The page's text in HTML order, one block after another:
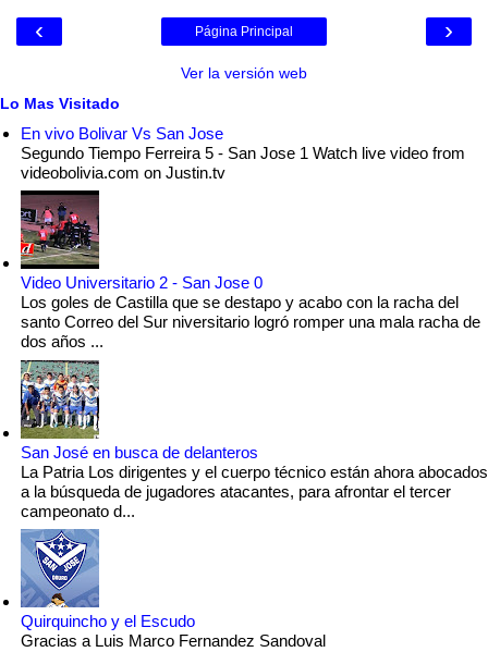
‹ ›
Página Principal
Ver la versión web
Lo Mas Visitado
En vivo Bolivar Vs San Jose
Segundo Tiempo Ferreira 5 - San Jose 1 Watch live video from
videobolivia.com on Justin.tv
Video Universitario 2 - San Jose 0
Los goles de Castilla que se destapo y acabo con la racha del
santo Correo del Sur niversitario logró romper una mala racha de
dos años ...
San José en busca de delanteros
La Patria Los dirigentes y el cuerpo técnico están ahora abocados
a la búsqueda de jugadores atacantes, para afrontar el tercer
campeonato d...
Quirquincho y el Escudo
Gracias a Luis Marco Fernandez Sandoval